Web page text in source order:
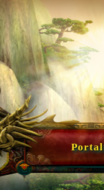
Portal